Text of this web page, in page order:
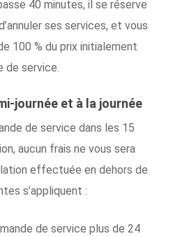
40 minutes, il se réserve
ses services, et vous
100 % du prix initialement
de service.
journée et à la journée
de service dans les 15
aucun frais ne vous sera
effectuée en dehors de
s’appliquent :
de service plus de 24